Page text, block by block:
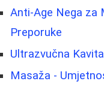
Anti-Age Nega za
Preporuke
Ultrazvučna
Masaža -